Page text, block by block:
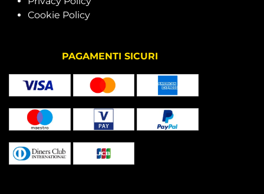
Cookie Policy
PAGAMENTI SICURI